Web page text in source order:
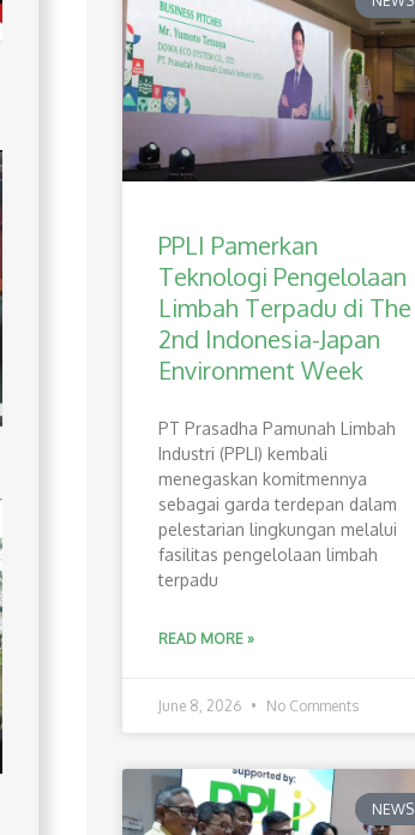
PPLI Pamerkan
Teknologi Pengelolaan
Limbah Terpadu di The
2nd Indonesia-Japan
Environment Week
PT Prasadha Pamunah Limbah
Industri (PPLI) kembali
menegaskan komitmennya
sebagai garda terdepan dalam
pelestarian lingkungan melalui
fasilitas pengelolaan limbah
terpadu
READ MORE »
June 8, 2026 No Comments
NEWS